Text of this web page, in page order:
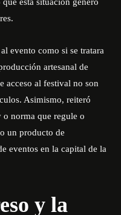
evento como si se tratara
artesanal de
acceso al festival no son
Asimismo, reiteró
o norma que regule o
un producto de
eventos en la capital de la
y la